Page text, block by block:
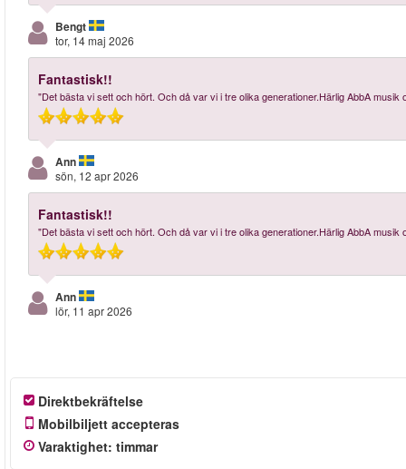
Bengt
tor, 14 maj 2026
Fantastisk!!
"Det bästa vi sett och hört. Och då var vi i tre olika generationer.Härlig AbbA
Ann
sön, 12 apr 2026
Fantastisk!!
"Det bästa vi sett och hört. Och då var vi i tre olika generationer.Härlig AbbA
Ann
lör, 11 apr 2026
Direktbekräftelse
Mobilbiljett accepteras
Varaktighet: timmar